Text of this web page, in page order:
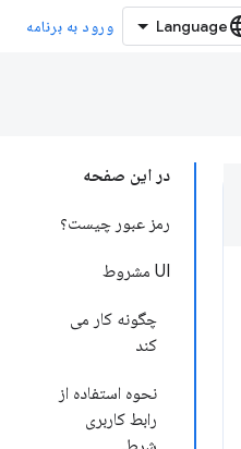
ورود به برنامه
در این صفحه
رمز عبور چیست؟
UI مشروط
چگونه کار می
کند
نحوه استفاده از
رابط کاربری